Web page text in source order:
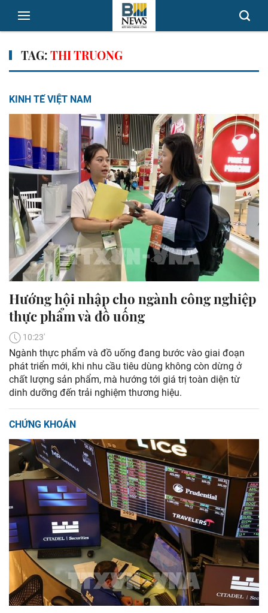
TAG:THI TRUONG
KINH TẾ VIỆT NAM
Hướng hội nhập cho ngành công nghiệp
thực phẩm và đồ uống
10:23'
Ngành thực phẩm và đồ uống đang bước vào giai đoạn
phát triển mới, khi nhu cầu tiêu dùng không còn dừng ở
chất lượng sản phẩm, mà hướng tới giá trị toàn diện từ
dinh dưỡng đến trải nghiệm thương hiệu.
CHỨNG KHOÁN